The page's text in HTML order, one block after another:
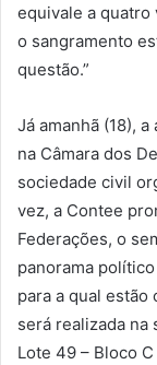
equivale a quatro
o sangramento
questão.”
Já amanhã (18),
na Câmara dos
sociedade civil
vez, a Contee
Federações, o
panorama
para a qual estão
será realizada na
Lote 49 – Bloco